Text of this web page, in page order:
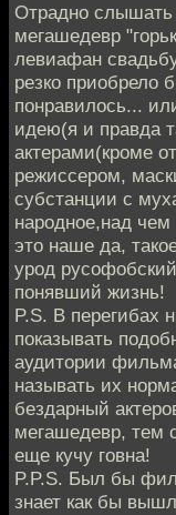
Отрадно слышать
мегашедевр
левиафан
резко
понравилось...
идею(я и правда
актерами(кроме
режиссером,
субстанции с
народное,над чем
это наше да,
урод
понявший жизнь!
P.S. В перегибах
показывать
аудитории
называть их
бездарный
мегашедевр, тем
еще кучу говна!
P.P.S. Был бы
знает как бы